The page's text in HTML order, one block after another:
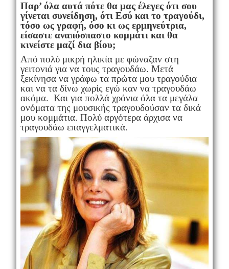
Παρ’ όλα αυτά πότε θα μας έλεγες ότι σου
γίνεται συνείδηση, ότι Εσύ και το τραγούδι,
τόσο ως γραφή, όσο κι ως ερμηνεύτρια,
είσαστε αναπόσπαστο κομμάτι και θα
κινείστε μαζί δια βίου;
Από πολύ μικρή ηλικία με φώναζαν στη
γειτονιά για να τους τραγουδάω. Μετά
ξεκίνησα να γράφω τα πρώτα μου τραγούδια
και να τα δίνω χωρίς εγώ καν να τραγουδάω
ακόμα. Και για πολλά χρόνια όλα τα μεγάλα
ονόματα της μουσικής τραγουδούσαν τα δικά
μου κομμάτια. Πολύ αργότερα άρχισα να
τραγουδάω επαγγελματικά.